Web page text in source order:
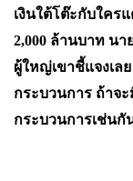
เงินใต้โต๊ะกับใคร
2,000 ล้านบาท น
ผู้ใหญ่เขาชี้แจงเล
กระบวนการ ถ้าจ
กระบวนการเช่นกั